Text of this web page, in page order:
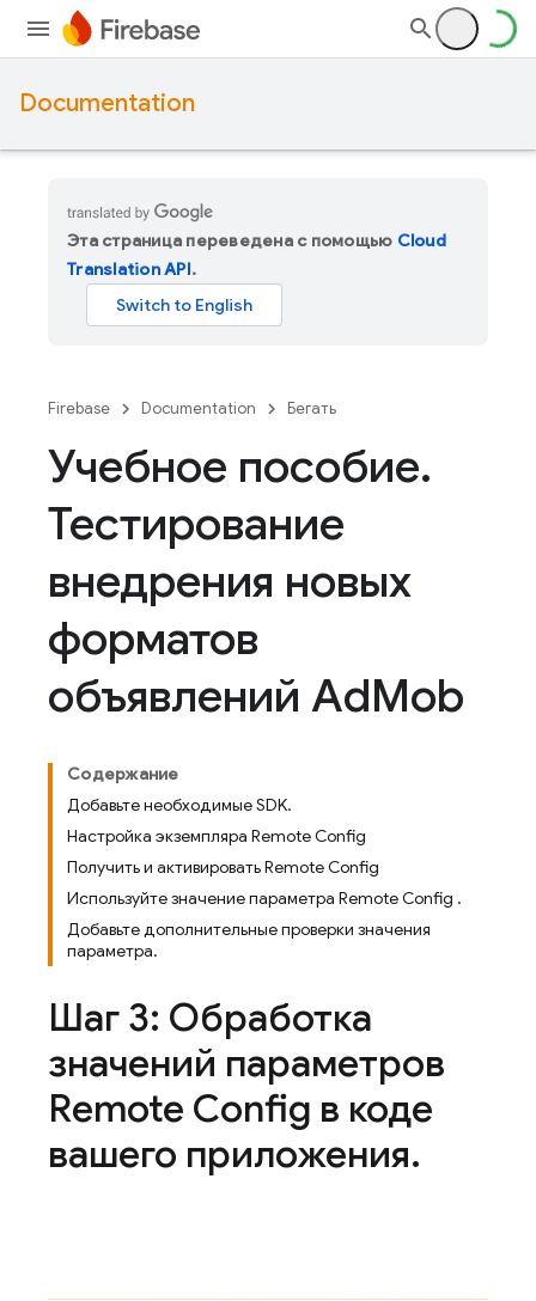
Documentation
Эта страница переведена с помощью Cloud
Translation API.
Firebase Documentation Бегать
Учебное пособие.
Тестирование
внедрения новых
форматов
объявлений AdMob
Содержание
Добавьте необходимые SDK.
Настройка экземпляра Remote Config
Получить и активировать Remote Config
Используйте значение параметра Remote Config .
Добавьте дополнительные проверки значения
параметра.
Шаг 3: Обработка
значений параметров
Remote Config в коде
вашего приложения.